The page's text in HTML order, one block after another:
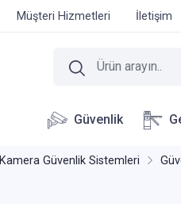
Müşteri Hizmetleri İletişim
Güvenlik
Kamera Güvenlik Sistemleri